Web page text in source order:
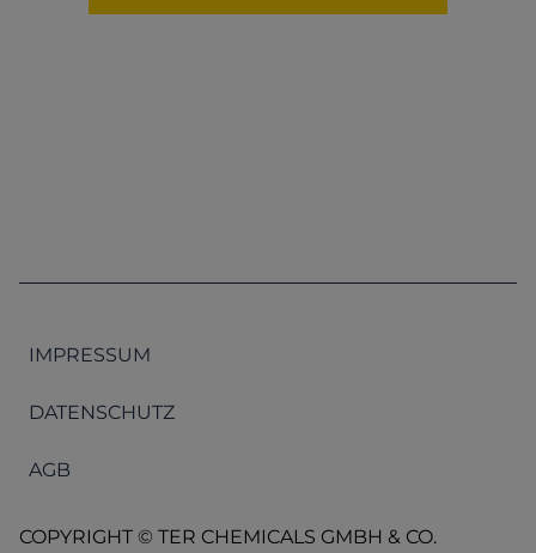
IMPRESSUM
DATENSCHUTZ
AGB
COPYRIGHT © TER CHEMICALS GMBH & CO.